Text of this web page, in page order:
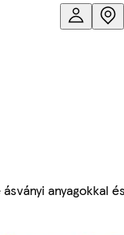
anyagokkal